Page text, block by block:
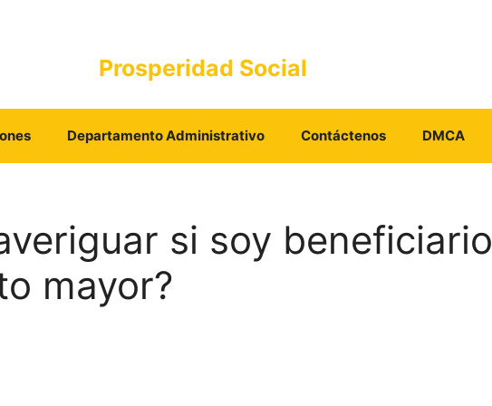
Prosperidad Social
Departamento Administrativo Contáctenos DMCA
si soy beneficiario
mayor?